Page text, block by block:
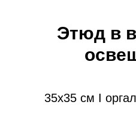
Этюд в
35х35 см I